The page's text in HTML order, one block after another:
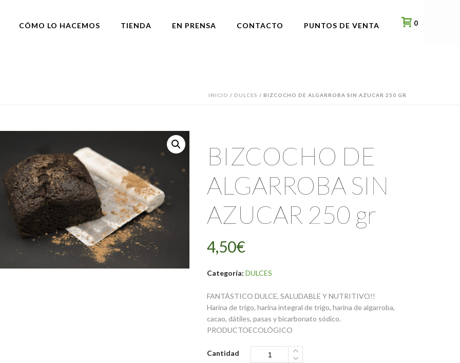
CÓMO LO HACEMOS TIENDA EN PRENSA CONTACTO PUNTOS DE VENTA 0
INICIO / DULCES / BIZCOCHO DE ALGARROBA SIN AZUCAR 250 GR
BIZCOCHO DE
ALGARROBA SIN
AZUCAR 250 gr
4,50€
Categoría: DULCES
FANTÁSTICO DULCE, SALUDABLE Y NUTRITIVO!!
Harina de trigo, harina integral de trigo, harina de algarroba,
cacao, dátiles, pasas y bicarbonato sódico.
PRODUCTOECOLÓGICO
Cantidad